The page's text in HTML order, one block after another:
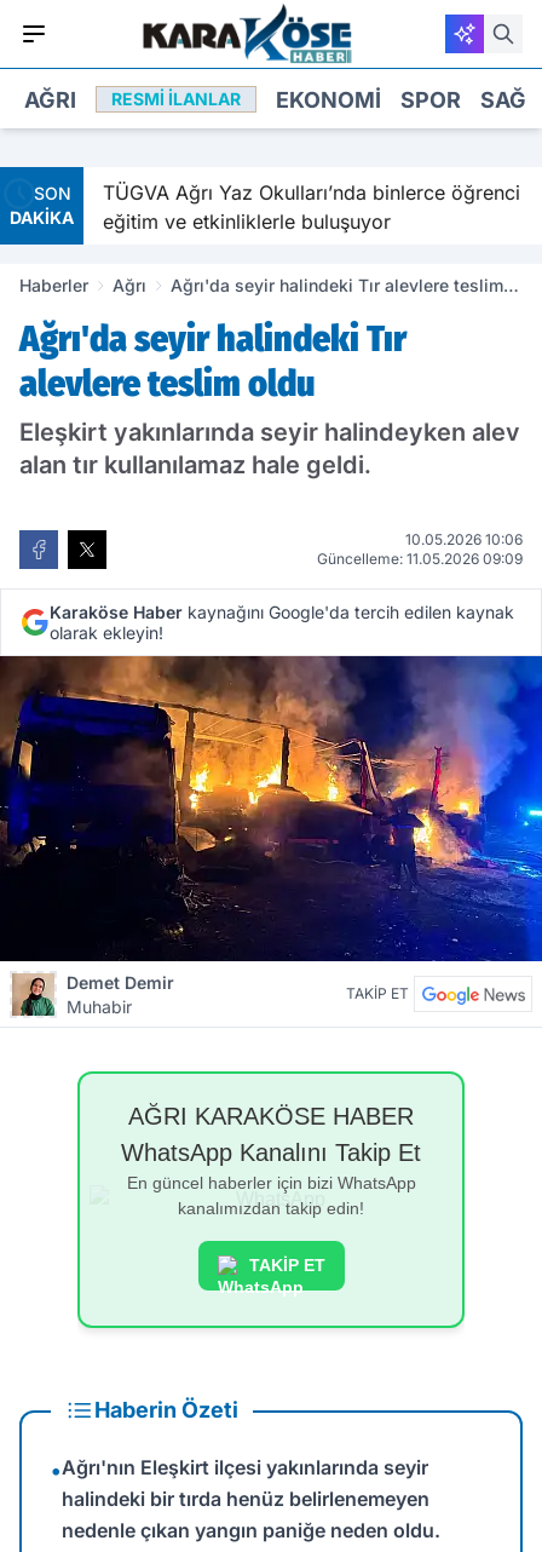
AĞRI RESMI İLANLAR EKONOMI SPOR
SON
DAKİKA
TÜGVA Ağrı Yaz Okulları’nda binlerce öğrenci
eğitim ve etkinliklerle buluşuyor
Haberler Ağrı
Ağrı'da seyir halindeki Tır alevlere teslim
Ağrı'da seyir halindeki Tır
alevlere teslim oldu
Eleşkirt yakınlarında seyir halindeyken alev
alan tır kullanılamaz hale geldi.
10.05.2026 10:06
Güncelleme: 11.05.2026 09:09
Karaköse Haber kaynağını Google'da tercih edilen kaynak
olarak ekleyin!
Demet Demir
Muhabir
TAKİP ET
AĞRI KARAKÖSE HABER
WhatsApp Kanalını Takip Et
En güncel haberler için bizi WhatsApp
kanalımızdan takip edin!
TAKİP ET
Haberin Özeti
•Ağrı'nın Eleşkirt ilçesi yakınlarında seyir
halindeki bir tırda henüz belirlenemeyen
nedenle çıkan yangın paniğe neden oldu.